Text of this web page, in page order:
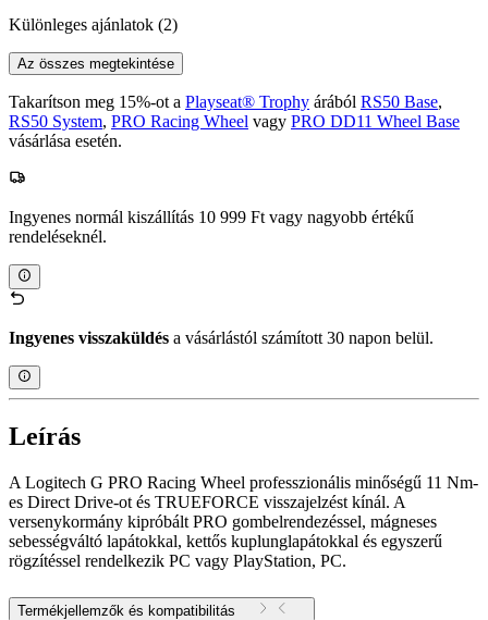
Különleges ajánlatok (2)
Az összes megtekintése
Takarítson meg 15%-ot a Playseat® Trophy árából RS50 Base,
RS50 System, PRO Racing Wheel vagy PRO DD11 Wheel Base
vásárlása esetén.
Ingyenes normál kiszállítás 10 999 Ft vagy nagyobb értékű
rendeléseknél.
Ingyenes visszaküldés a vásárlástól számított 30 napon belül.
Leírás
A Logitech G PRO Racing Wheel professzionális minőségű 11 Nm-
es Direct Drive-ot és TRUEFORCE visszajelzést kínál. A
versenykormány kipróbált PRO gombelrendezéssel, mágneses
sebességváltó lapátokkal, kettős kuplunglapátokkal és egyszerű
rögzítéssel rendelkezik PC vagy PlayStation, PC.
Termékjellemzők és kompatibilitás